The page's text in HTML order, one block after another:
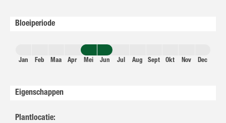
Bloeiperiode
Jan Feb Maa Apr Mei Jun Jul Aug Sept Okt Nov Dec
Eigenschappen
Plantlocatie: